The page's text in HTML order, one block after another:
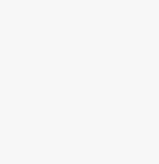
Zusammenarbeit.
ist jetzt Zeit für den
meine Amtszeit regulär
hätte. Nachdem ich
Aufgaben als
Bauzentrum Mayer-
Rücktritt als